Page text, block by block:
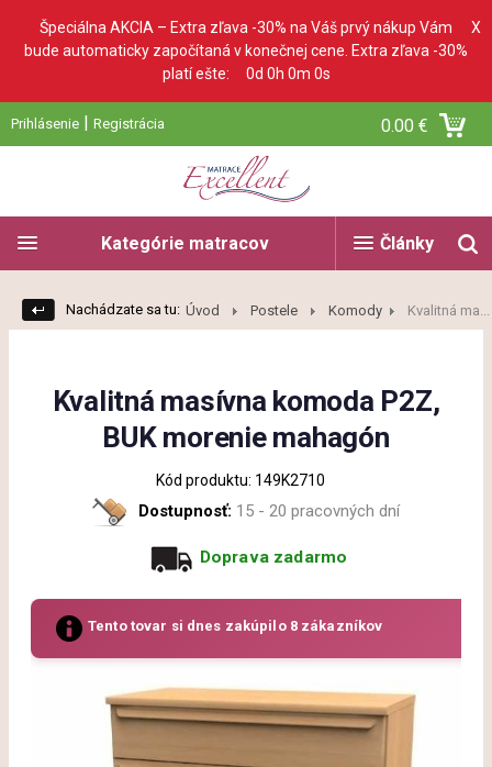
Špeciálna AKCIA – Extra zľava -30% na Váš prvý nákup Vám
bude automaticky započítaná v konečnej cene. Extra zľava -30%
platí ešte: 0d 0h 0m 0s
X
Prihlásenie | Registrácia 0.00 €
Články
Kategórie matracov
Nachádzate sa tu: Úvod Postele Komody Kvalitná ma...
Kvalitná masívna komoda P2Z,
BUK morenie mahagón
Kód produktu: 149K2710
Dostupnosť: 15 - 20 pracovných dní
Doprava zadarmo
Tento tovar si dnes zakúpilo 8 zákazníkov